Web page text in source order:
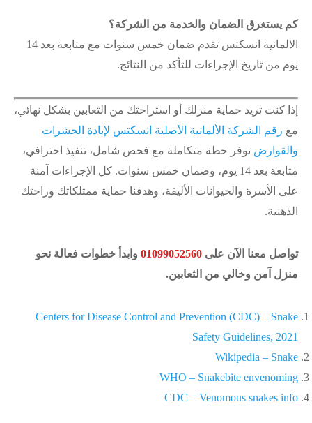
كم يستغرق الضمان والخدمة من الشركة؟
الالمانية انسكتس تقدم ضمان خمس سنوات مع متابعة بعد 14
يوم من تاريخ الإجراءات للتأكد من النتائج.
إذا كنت تريد حماية منزلك أو استراحتك من الثعابين بشكل نهائي،
مع رقم الشركة الألمانية الأصلية انسكتس لإبادة الحشرات
والقوارض توفر خطة متكاملة مع فحص شامل، تنفيذ احترافي،
متابعة بعد 14 يوم، وضمان خمس سنوات. كل الإجراءات آمنة
على الأسرة والحيوانات الأليفة، وهدفنا حماية ممتلكاتك وراحتك
الذهنية.
تواصل معنا الآن على 01099052560 وابدأ خطوات فعالة نحو
منزل آمن وخالي من الثعابين.
Centers for Disease Control and Prevention (CDC) – Snake
Safety Guidelines, 2021
Wikipedia – Snake
WHO – Snakebite envenoming
CDC – Venomous snakes info